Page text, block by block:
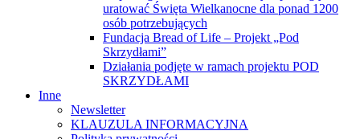
uratować Święta Wielkanocne dla ponad 1200
osób potrzebujących
Fundacja Bread of Life – Projekt „Pod
Skrzydłami”
Działania podjęte w ramach projektu POD
SKRZYDŁAMI
Inne
Newsletter
KLAUZULA INFORMACYJNA